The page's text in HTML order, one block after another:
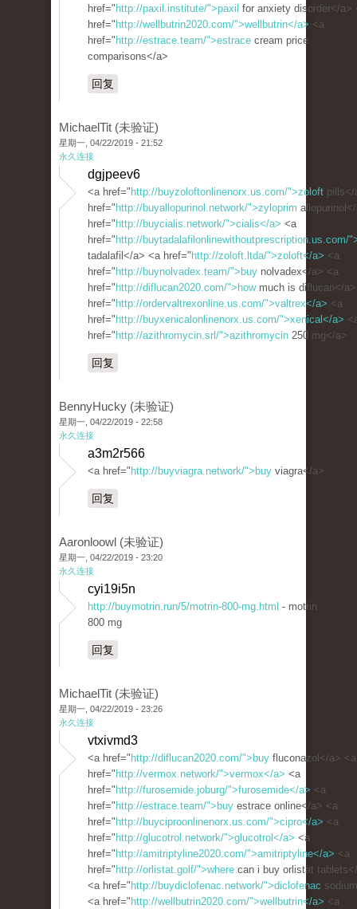
href=" http://paxil.institute/">paxil for anxiety disorder</a>
href=" http://wellbutrin2020.com/">wellbutrin</a> <a
href=" http://estrace.team/">estrace cream price
comparisons</a>
回复
MichaelTit (未验证)
星期一, 04/22/2019 - 21:52
永久连接
dgjpeev6
<a href=" http://buyzoloftonlinenorx.us.com/">zoloft
href=" http://buyallopurinol.network/">zyloprim
href=" http://buycialis.network/">cialis</a> <a
href=" http://buytadalafilonlinewithoutprescription.us.com/
tadalafil</a> <a href=" http://zoloft.ltda/">zoloft</a> <a
href=" http://buynolvadex.team/">buy nolvadex</a> <a
href=" http://diflucan2020.com/">howmuch is diflucan</
href=" http://ordervaltrexonline.us.com/">valtrex</a> <a
href=" http://buyxenicalonlinenorx.us.com/">xenical</a>
href=" http://azithromycin.srl/">azithromycin 250 mg</a>
回复
BennyHucky (未验证)
星期一, 04/22/2019 - 22:58
永久连接
a3m2r566
<a href=" http://buyviagra.network/">buy viagra</a>
回复
Aaronloowl (未验证)
星期一, 04/22/2019 - 23:20
永久连接
cyi19i5n
http://buymotrin.run/5/motrin-800-mg.html - motrin
800 mg
回复
MichaelTit (未验证)
星期一, 04/22/2019 - 23:26
永久连接
vtxivmd3
<a href=" http://diflucan2020.com/">buy fluconazol</a> <a
href=" http://vermox.network/">vermox</a> <a
href=" http://furosemide.joburg/">furosemide</a> <a
href=" http://estrace.team/">buy estrace online</a> <a
href=" http://buyciproonlinenorx.us.com/">cipro</a> <a
href=" http://glucotrol.network/">glucotrol</a> <a
href=" http://amitriptyline2020.com/">amitriptyline</a> <a
href=" http://orlistat.golf/">where can i buy orlistat
<a href=" http://buydiclofenac.network/">diclofenac
<a href=" http://wellbutrin2020.com/">wellbutrin</a> <a